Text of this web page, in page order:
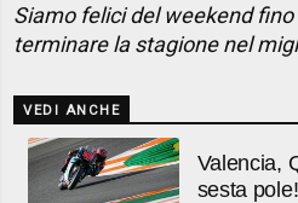
Siamo felici del weekend
terminare la stagione nel
VEDI ANCHE
Valencia,
sesta